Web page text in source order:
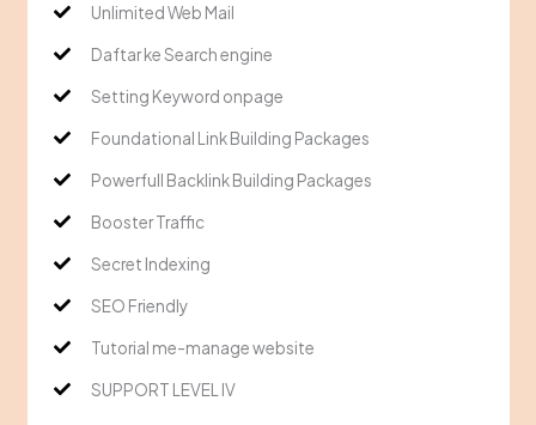
Unlimited Web Mail
Daftar ke Search engine
Setting Keyword onpage
Foundational Link Building Packages
Powerfull Backlink Building Packages
Booster Traffic
Secret Indexing
SEO Friendly
Tutorial me-manage website
SUPPORT LEVEL IV